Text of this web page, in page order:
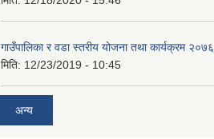
गाउँपालिका र वडा स्तरीय योजना तथा कार्यक्रम २०७६
मिति: 12/23/2019 - 10:45
अन्य